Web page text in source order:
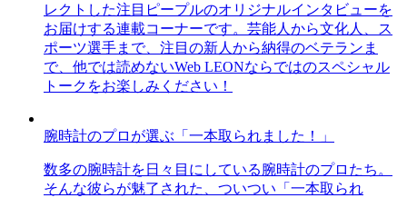
レクトした注目ピープルのオリジナルインタビューを
お届けする連載コーナーです。芸能人から文化人、ス
ポーツ選手まで、注目の新人から納得のベテランま
で、他では読めないWeb LEONならではのスペシャル
トークをお楽しみください！
腕時計のプロが選ぶ「一本取られました！」
数多の腕時計を日々目にしている腕時計のプロたち。
そんな彼らが魅了された、ついつい「一本取られ